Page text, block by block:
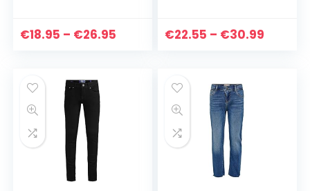
€18.95 – €26.95 Prijsklasse:
€22.55 – €30.99